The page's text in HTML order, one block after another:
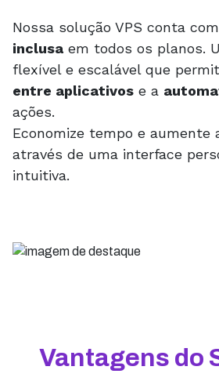
Nossa solução VPS conta
inclusa em todos os planos.
flexível e escalável que
entre aplicativos e a
ações.
Economize tempo e aumente
através de uma interface
intuitiva.
Vantagens do